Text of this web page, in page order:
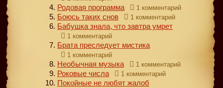
Родовая программа 1 комментарий
Боюсь таких снов 1 комментарий
Бабушка знала, что завтра умрет
1 комментарий
Брата преследует мистика
1 комментарий
Необычная музыка 1 комментарий
Роковые числа 1 комментарий
Покойные не любят жалоб